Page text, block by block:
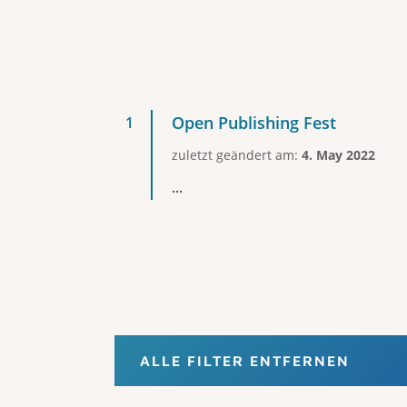
Open Publishing Fest
zuletzt geändert am: 4. May 2022
...
ALLE FILTER ENTFERNEN